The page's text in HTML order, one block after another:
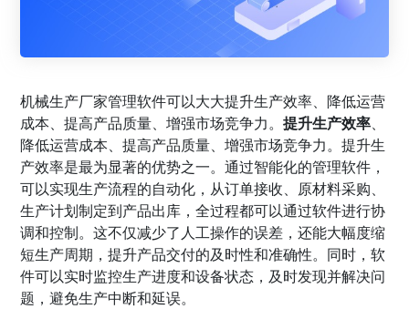
机械生产厂家管理软件可以大大提升生产效率、降低运营
成本、提高产品质量、增强市场竞争力。提升生产效率、
降低运营成本、提高产品质量、增强市场竞争力。提升生
产效率是最为显著的优势之一。通过智能化的管理软件，
可以实现生产流程的自动化，从订单接收、原材料采购、
生产计划制定到产品出库，全过程都可以通过软件进行协
调和控制。这不仅减少了人工操作的误差，还能大幅度缩
短生产周期，提升产品交付的及时性和准确性。同时，软
件可以实时监控生产进度和设备状态，及时发现并解决问
题，避免生产中断和延误。